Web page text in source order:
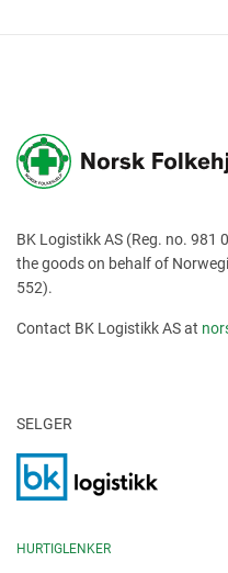
BK Logistikk AS (Reg. no. 981
the goods on behalf of
552).
Contact BK Logistikk AS at
SELGER
HURTIGLENKER